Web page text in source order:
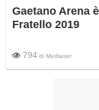
Gaetano Arena
Fratello 2019
794 di Mediaset